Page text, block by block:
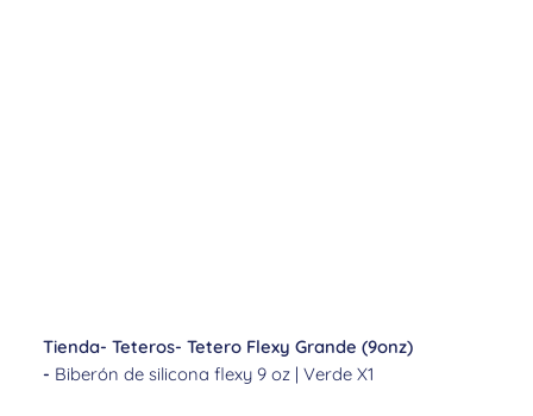
Tienda- Teteros- Tetero Flexy Grande (9onz)
- Biberón de silicona flexy 9 oz | Verde X1